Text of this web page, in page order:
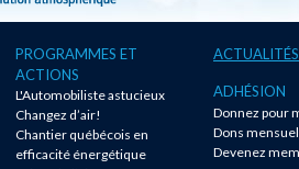
PROGRAMMES ET
ACTIONS
L'Automobiliste astucieux
Changez d’air!
Chantier québécois en
efficacité énergétique
ACTUALITÉS
ADHÉSION
Donnez pour
Dons
Devenez